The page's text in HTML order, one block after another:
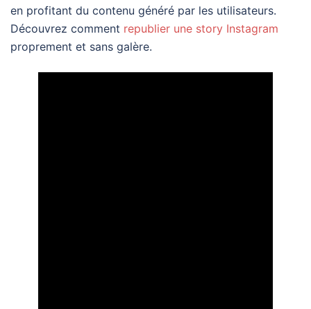
en profitant du contenu généré par les utilisateurs.
Découvrez comment republier une story Instagram
proprement et sans galère.